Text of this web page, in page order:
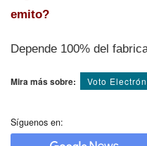
emito?
Depende 100% del
Mira más sobre: Voto
Síguenos en: